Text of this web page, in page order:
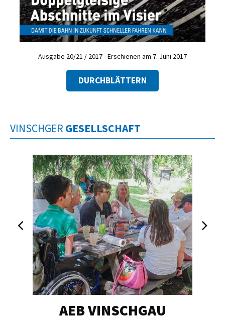
Ausgabe 20/21 / 2017 - Erschienen am 7. Juni 2017
DURCHBLÄTTERN
VINSCHGER GESELLSCHAFT
AEB VINSCHGAU